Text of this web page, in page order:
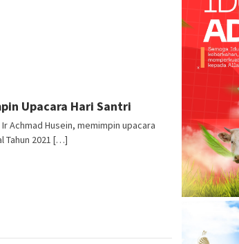
Upacara Hari Santri
Achmad Husein, memimpin upacara
Tahun 2021 […]